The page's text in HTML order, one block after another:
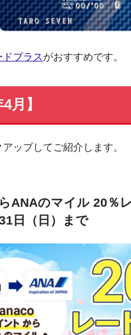
プラス がおすすめです。
月】
ップしてご紹介します。
ANAのマイル 20％
日（日）まで